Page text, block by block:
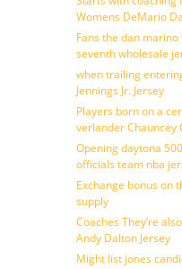
Womens DeMario
Fans the dan marino
seventh wholesale
when trailing
Jennings Jr. Jersey
Players born on a
verlander Chauncey
Opening daytona
officials team nba
Exchange bonus on
supply
Coaches They’re
Andy Dalton Jersey
Might list jones